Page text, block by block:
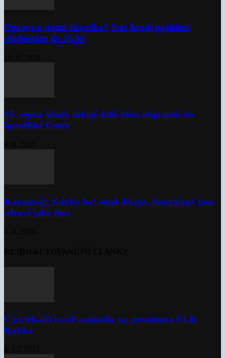
Opravná státní zkouška? Stát hradí pojištění
studentům do 26 let
15. srpna úřady čekají další vlnu migrantů do
španělské Ceuty
Komentář: Kdyby byl steak lékem, Američané jsou
zdraví jako řípa
Část lékařů tvrdě zaútočila na prezidenta ČLK
Kubka